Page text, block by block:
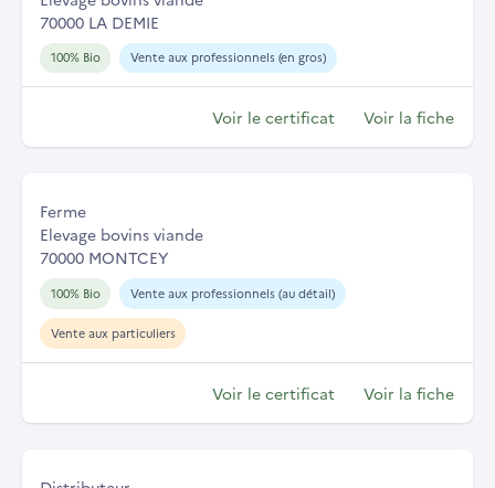
70000 LA DEMIE
100% Bio Vente aux professionnels (en gros)
Voir le certificat Voir la fiche
Ferme
Elevage bovins viande
70000 MONTCEY
100% Bio Vente aux professionnels (au détail)
Vente aux particuliers
Voir le certificat Voir la fiche